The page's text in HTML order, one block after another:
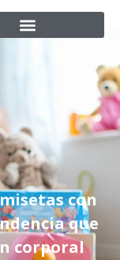
con
que
corporal